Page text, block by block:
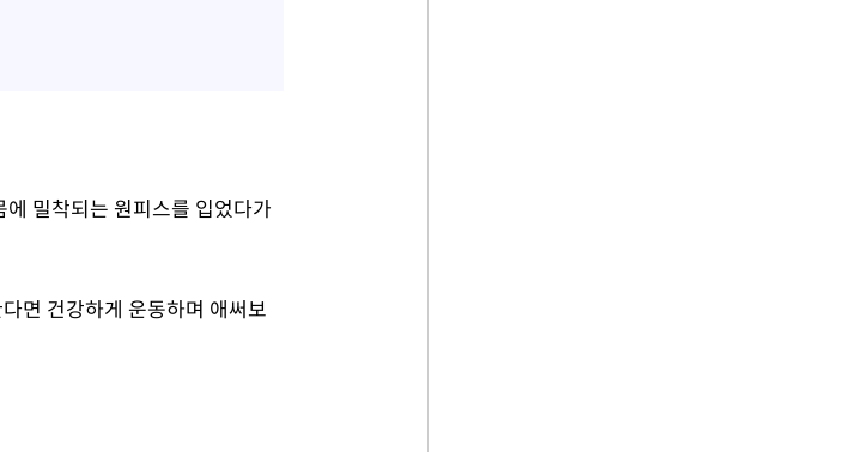
밀착되는 원피스를 입었다가
면 건강하게 운동하며 애써보